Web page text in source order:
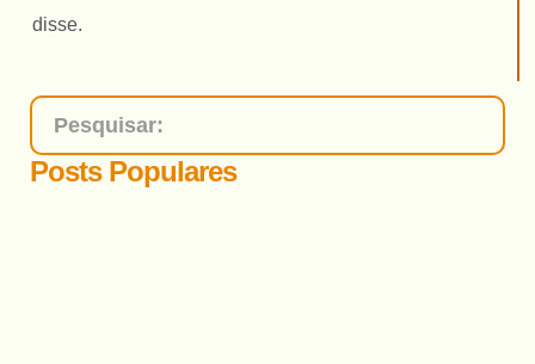
disse.
Posts Populares